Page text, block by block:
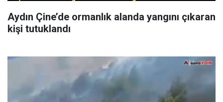
Aydın Çine’de ormanlık alanda yangını çıkaran
kişi tutuklandı